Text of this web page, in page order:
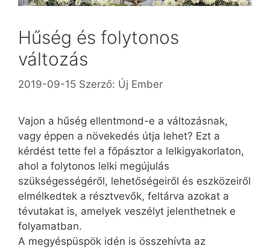
Hűség és folytonos
változás
2019-09-15 Szerző: Új Ember
Vajon a hűség ellentmond-e a változásnak,
vagy éppen a növekedés útja lehet? Ezt a
kérdést tette fel a főpásztor a lelkigyakorlaton,
ahol a folytonos lelki megújulás
szükségességéről, lehetőségeiről és eszközeiről
elmélkedtek a résztvevők, feltárva azokat a
tévutakat is, amelyek veszélyt jelenthetnek e
folyamatban.
A megyéspüspök idén is összehívta az